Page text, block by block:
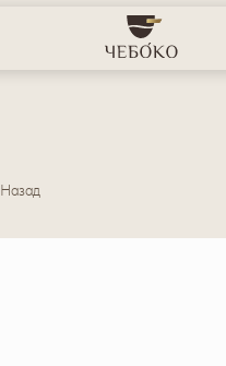
Назад